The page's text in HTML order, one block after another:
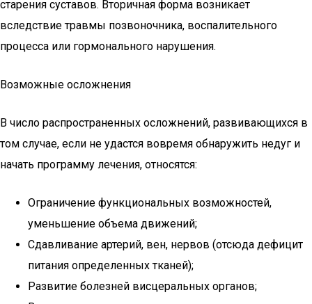
старения суставов. Вторичная форма возникает
вследствие травмы позвоночника, воспалительного
процесса или гормонального нарушения.
Возможные осложнения
В число распространенных осложнений, развивающихся в
том случае, если не удастся вовремя обнаружить недуг и
начать программу лечения, относятся:
Ограничение функциональных возможностей,
уменьшение объема движений;
Сдавливание артерий, вен, нервов (отсюда дефицит
питания определенных тканей);
Развитие болезней висцеральных органов;